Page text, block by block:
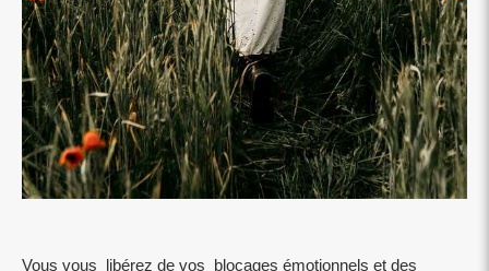
Vous vous libérez de vos blocages émotionnels et des